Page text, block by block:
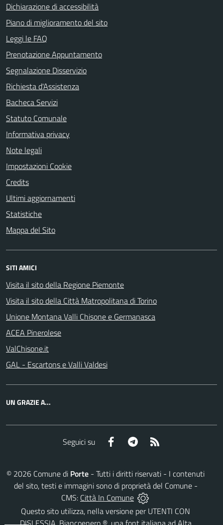
Dichiarazione di accessibilità
Piano di miglioramento del sito
Leggi le FAQ
Prenotazione Appuntamento
Segnalazione Disservizio
Richiesta d'Assistenza
Bacheca Servizi
Statuto Comunale
Informativa privacy
Note legali
Impostazioni Cookie
Credits
Ultimi aggiornamenti
Statistiche
Mappa del Sito
SITI AMICI
Visita il sito della Regione Piemonte
Visita il sito della Città Matropolitana di Torino
Unione Montana Valli Chisone e Germanasca
ACEA Pinerolese
ValChisone.it
GAL - Escartons e Valli Valdesi
UN GRAZIE A...
Seguici su Facebook Telegram
© 2026 Comune di Porte - Tutti i diritti riservati - I contenuti
del sito, testi e immagini sono di proprietà del Comune -
CMS: Città In Comune
Questo sito utilizza, nella versione per UTENTI CON